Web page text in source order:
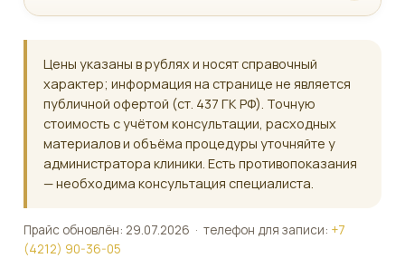
Цены указаны в рублях и носят справочный
характер; информация на странице не является
публичной офертой (ст. 437 ГК РФ). Точную
стоимость с учётом консультации, расходных
материалов и объёма процедуры уточняйте у
администратора клиники. Есть противопоказания
— необходима консультация специалиста.
Прайс обновлён: 29.07.2026 · телефон для записи: +7
(4212) 90-36-05